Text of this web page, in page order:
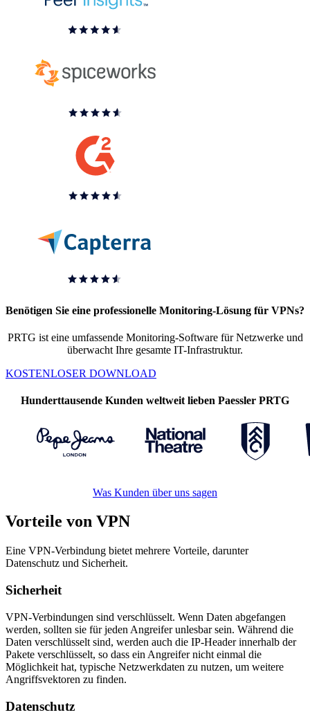
Benötigen Sie eine professionelle Monitoring-Lösung für VPNs?
PRTG ist eine umfassende Monitoring-Software für Netzwerke und
überwacht Ihre gesamte IT-Infrastruktur.
KOSTENLOSER DOWNLOAD
Hunderttausende Kunden weltweit lieben Paessler PRTG
Was Kunden über uns sagen
Vorteile von VPN
Eine VPN-Verbindung bietet mehrere Vorteile, darunter
Datenschutz und Sicherheit.
Sicherheit
VPN-Verbindungen sind verschlüsselt. Wenn Daten abgefangen
werden, sollten sie für jeden Angreifer unlesbar sein. Während die
Daten verschlüsselt sind, werden auch die IP-Header innerhalb der
Pakete verschlüsselt, so dass ein Angreifer nicht einmal die
Möglichkeit hat, typische Netzwerkdaten zu nutzen, um weitere
Angriffsvektoren zu finden.
Datenschutz